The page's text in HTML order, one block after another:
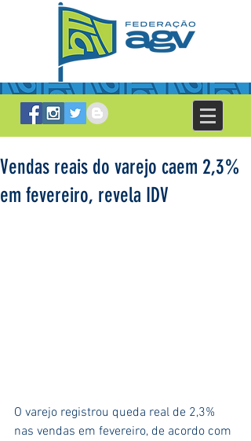
Vendas reais do varejo caem 2,3%
em fevereiro, revela IDV
O varejo registrou queda real de 2,3%
nas vendas em fevereiro, de acordo com